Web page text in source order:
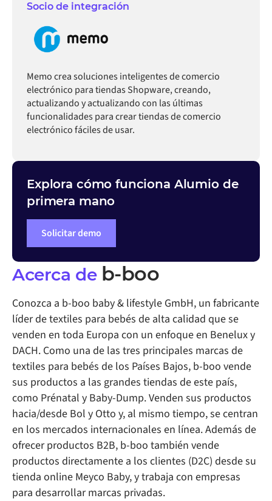
Socio de integración
Memo crea soluciones inteligentes de comercio
electrónico para tiendas Shopware, creando,
actualizando y actualizando con las últimas
funcionalidades para crear tiendas de comercio
electrónico fáciles de usar.
Explora cómo funciona Alumio de
primera mano
Solicitar demo
Acerca de b-boo
Conozca a b-boo baby & lifestyle GmbH, un fabricante
líder de textiles para bebés de alta calidad que se
venden en toda Europa con un enfoque en Benelux y
DACH. Como una de las tres principales marcas de
textiles para bebés de los Países Bajos, b-boo vende
sus productos a las grandes tiendas de este país,
como Prénatal y Baby-Dump. Venden sus productos
hacia/desde Bol y Otto y, al mismo tiempo, se centran
en los mercados internacionales en línea. Además de
ofrecer productos B2B, b-boo también vende
productos directamente a los clientes (D2C) desde su
tienda online Meyco Baby, y trabaja con empresas
para desarrollar marcas privadas.